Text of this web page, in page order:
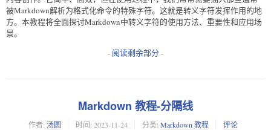
被Markdown解析为格式化命令的特殊字符。这就是转义字符发挥作用的地
方。本教程将全面探讨Markdown中转义字符的使用方法、重要性和应用场
景。
- 阅读剩余部分 -
Markdown 教程-分隔线
作者: 汤圆 时间: 2023-11-24 分类: Markdown 教程 评论